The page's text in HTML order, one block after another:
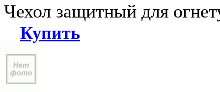
Чехол защитный для
Купить